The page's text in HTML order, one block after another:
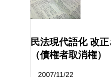
民法現代語化 改
（債権者取消権）
2007/11/22